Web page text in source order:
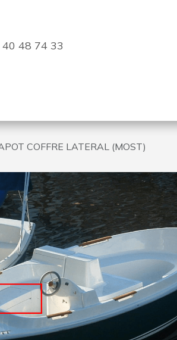
48 74 33
COFFRE LATERAL (MOST)